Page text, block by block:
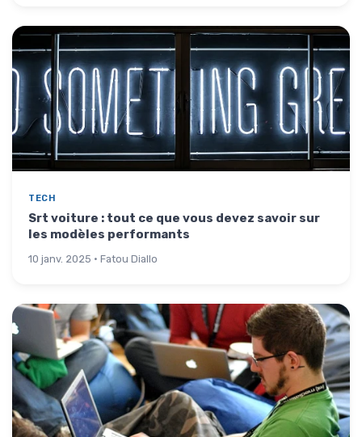
TECH
Srt voiture : tout ce que vous devez savoir sur
les modèles performants
10 janv. 2025 · Fatou Diallo